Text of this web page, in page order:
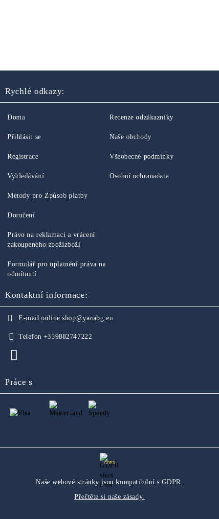
Rychlé odkazy:
Doma
Přihlásit se
Registrace
Vyhledávání
Recenze odzákazníky
Naše obchody
Všeobecné podmínky
Osobní ochranadata
Metody pro Způsob platby
Doručení
Právo na reklamaci a vrácení
zakoupeného zbožízboží
Formulář pro uplatnění práva na
odmítnutí
Kontaktní informace:
E-mail online.shop@yanabg.eu
Telefon +359882747222
Práce s
GDPR
Naše webové stránky jsou kompatibilní s GDPR.
Přečtěte si naše zásady.